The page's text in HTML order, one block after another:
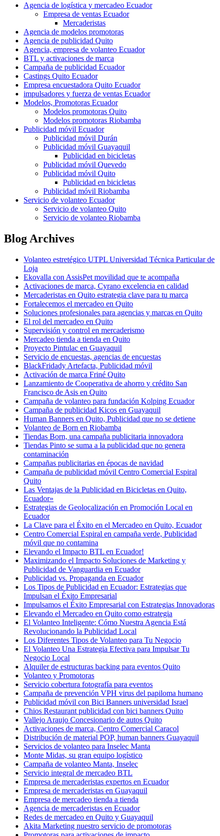
Agencia de logística y mercadeo Ecuador
Empresa de ventas Ecuador
Mercaderistas
Agencia de modelos promotoras
Agencia de publicidad Quito
Agencia, empresa de volanteo Ecuador
BTL y activaciones de marca
Campaña de publicidad Ecuador
Castings Quito Ecuador
Empresa encuestadora Quito Ecuador
impulsadores y fuerza de ventas Ecuador
Modelos, Promotoras Ecuador
Modelos promotoras Quito
Modelos promotoras Riobamba
Publicidad móvil Ecuador
Publicidad móvil Durán
Publicidad móvil Guayaquil
Publicidad en bicicletas
Publicidad móvil Quevedo
Publicidad móvil Quito
Publicidad en bicicletas
Publicidad móvil Riobamba
Servicio de volanteo Ecuador
Servicio de volanteo Quito
Servicio de volanteo Riobamba
Blog Archives
Volanteo estretégico UTPL Universidad Técnica Particular de
Loja
Ekovalla con AssisPet movilidad que te acompaña
Activaciones de marca, Cyrano excelencia en calidad
Mercaderistas en Quito estrategia clave para tu marca
Fortalecemos el mercadeo en Quito
Soluciones profesionales para agencias y marcas en Quito
El rol del mercadeo en Quito
Supervisión y control en mercaderismo
Mercadeo tienda a tienda en Quito
Proyecto Pintulac en Guayaquil
Servicio de encuestas, agencias de encuestas
BlackFridady Artefacta, Publicidad móvil
Activación de marca Friné Quito
Lanzamiento de Cooperativa de ahorro y crédito San
Francisco de Asis en Quito
Campaña de volanteo para fundación Kolping Ecuador
Campaña de publicidad Kicos en Guayaquil
Human Banners en Quito, Publicidad que no se detiene
Volanteo de Born en Riobamba
Tiendas Born, una campaña publicitaria innovadora
Tiendas Pinto se suma a la publicidad que no genera
contaminación
Campañas publicitarias en épocas de navidad
Campaña de publicidad móvil Centro Comercial Espiral
Quito
Las Ventajas de la Publicidad en Bicicletas en Quito,
Ecuador»
Estrategias de Geolocalización en Promoción Local en
Ecuador
La Clave para el Éxito en el Mercadeo en Quito, Ecuador
Centro Comercial Espiral en campaña verde, Publicidad
móvil que no contamina
Elevando el Impacto BTL en Ecuador!
Maximizando el Impacto Soluciones de Marketing y
Publicidad de Vanguardia en Ecuador
Publicidad vs. Propaganda en Ecuador
Los Tipos de Publicidad en Ecuador: Estrategias que
Impulsan el Éxito Empresarial
Impulsamos el Éxito Empresarial con Estrategias Innovadoras
Elevando el Mercadeo en Quito como estrategia
El Volanteo Inteligente: Cómo Nuestra Agencia Está
Revolucionando la Publicidad Local
Los Diferentes Tipos de Volanteo para Tu Negocio
El Volanteo Una Estrategia Efectiva para Impulsar Tu
Negocio Local
Alquiler de estructuras backing para eventos Quito
Volanteo y Promotoras
Servicio cobertura fotografía para eventos
Campaña de prevención VPH virus del papiloma humano
Publicidad móvil con Bici Banners universidad Israel
Chios Restaurant publicidad con bici banners Quito
Vallejo Araujo Concesionario de autos Quito
Activaciones de marca, Centro Comercial Caracol
Distribución de material POP, human banners Guayaquil
Servicios de volanteo para Inselec Manta
Monte Midas, su gran equipo logístico
Campaña de volanteo Manta, Inselec
Servicio integral de mercadeo BTL
Empresa de mercaderistas expertos en Ecuador
Empresa de mercaderistas en Guayaquil
Empresa de mercadeo tienda a tienda
Agencia de mercaderistas en Ecuador
Redes de mercadeo en Quito y Guayaquil
Akita Marketing nuestro servicio de promotoras